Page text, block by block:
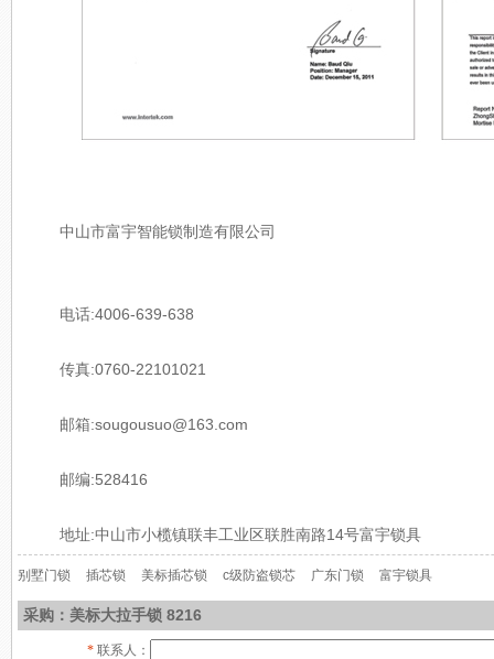
中山市富宇智能锁制造有限公司
电话:4006-639-638
传真:0760-22101021
邮箱:sougousuo@163.com
邮编:528416
地址:中山市小榄镇联丰工业区联胜南路14号富宇锁具
别墅门锁 插芯锁 美标插芯锁 c级防盗锁芯 广东门锁 富宇锁具
采购：美标大拉手锁 8216
* 联系人：